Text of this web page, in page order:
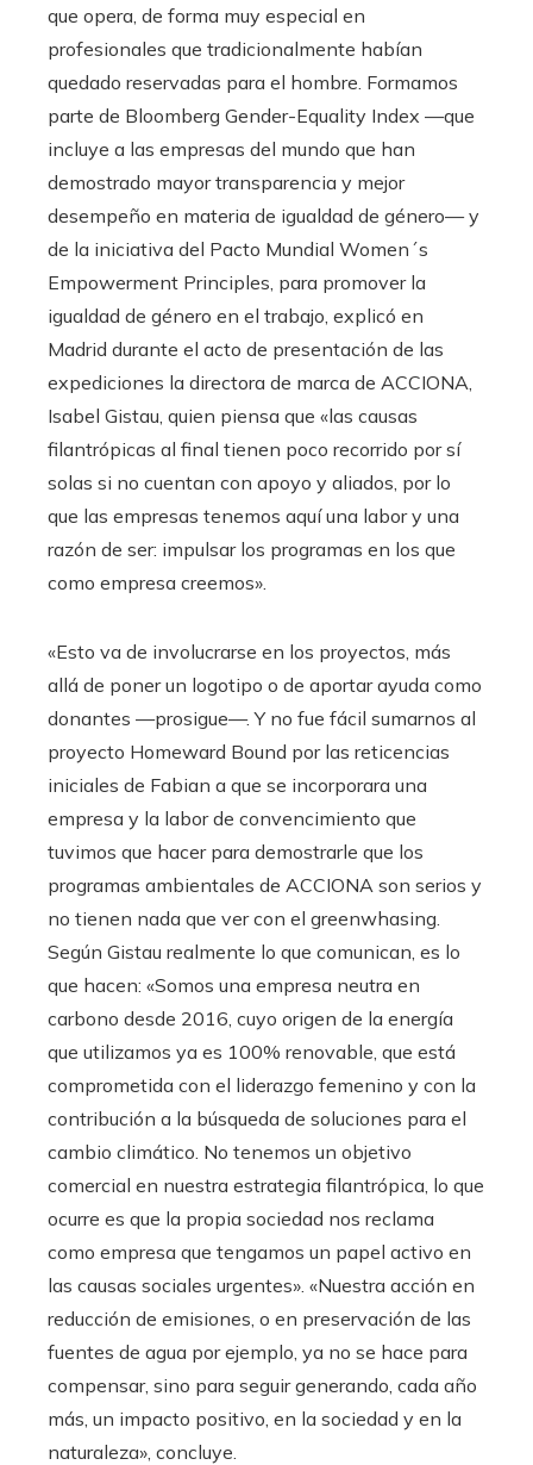
que opera, de forma muy especial en
profesionales que tradicionalmente habían
quedado reservadas para el hombre. Formamos
parte de Bloomberg Gender-Equality Index —que
incluye a las empresas del mundo que han
demostrado mayor transparencia y mejor
desempeño en materia de igualdad de género— y
de la iniciativa del Pacto Mundial Women´s
Empowerment Principles, para promover la
igualdad de género en el trabajo, explicó en
Madrid durante el acto de presentación de las
expediciones la directora de marca de ACCIONA,
Isabel Gistau, quien piensa que «las causas
filantrópicas al final tienen poco recorrido por sí
solas si no cuentan con apoyo y aliados, por lo
que las empresas tenemos aquí una labor y una
razón de ser: impulsar los programas en los que
como empresa creemos».
«Esto va de involucrarse en los proyectos, más
allá de poner un logotipo o de aportar ayuda como
donantes —prosigue—. Y no fue fácil sumarnos al
proyecto Homeward Bound por las reticencias
iniciales de Fabian a que se incorporara una
empresa y la labor de convencimiento que
tuvimos que hacer para demostrarle que los
programas ambientales de ACCIONA son serios y
no tienen nada que ver con el greenwhasing.
Según Gistau realmente lo que comunican, es lo
que hacen: «Somos una empresa neutra en
carbono desde 2016, cuyo origen de la energía
que utilizamos ya es 100% renovable, que está
comprometida con el liderazgo femenino y con la
contribución a la búsqueda de soluciones para el
cambio climático. No tenemos un objetivo
comercial en nuestra estrategia filantrópica, lo que
ocurre es que la propia sociedad nos reclama
como empresa que tengamos un papel activo en
las causas sociales urgentes». «Nuestra acción en
reducción de emisiones, o en preservación de las
fuentes de agua por ejemplo, ya no se hace para
compensar, sino para seguir generando, cada año
más, un impacto positivo, en la sociedad y en la
naturaleza», concluye.